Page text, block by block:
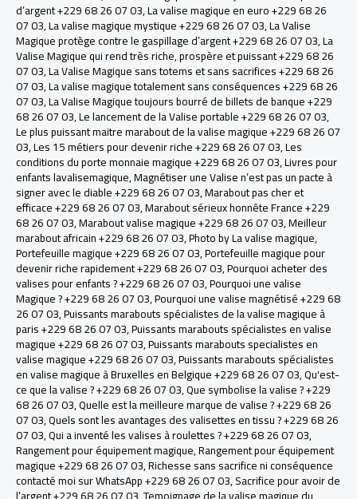
d’argent +229 68 26 07 03,La valise magique en euro +229 68 26
07 03,La valise magique mystique +229 68 26 07 03,La Valise
Magique protège contre le gaspillage d’argent +229 68 26 07 03,La
Valise Magique qui rend très riche, prospère et puissant +229 68 26
07 03,La Valise Magique sans totems et sans sacrifices +229 68 26
07 03,La valise magique totalement sans conséquences +229 68 26
07 03,La Valise Magique toujours bourré de billets de banque +229
68 26 07 03,Le lancement de la Valise portable +229 68 26 07 03,
Le plus puissant maitre marabout de la valise magique +229 68 26 07
03,Les 15 métiers pour devenir riche +229 68 26 07 03,Les
conditions du porte monnaie magique +229 68 26 07 03,Livres pour
enfants lavalisemagique,Magnétiser une Valise n’est pas un pacte à
signer avec le diable +229 68 26 07 03,Marabout pas cher et
efficace +229 68 26 07 03,Marabout sérieux honnête France +229
68 26 07 03,Marabout valise magique +229 68 26 07 03,Meilleur
marabout africain +229 68 26 07 03,Photo by La valise magique,
Portefeuille magique +229 68 26 07 03,Portefeuille magique pour
devenir riche rapidement +229 68 26 07 03,Pourquoi acheter des
valises pour enfants ? +229 68 26 07 03,Pourquoi une valise
Magique ? +229 68 26 07 03,Pourquoi une valise magnétisé +229 68
26 07 03,Puissants marabouts spécialistes de la valise magique à
paris +229 68 26 07 03,Puissants marabouts spécialistes en valise
magique +229 68 26 07 03,Puissants marabouts specialistes en
valise magique +229 68 26 07 03,Puissants marabouts spécialistes
en valise magique à Bruxelles en Belgique +229 68 26 07 03,Qu'est-
ce que la valise ? +229 68 26 07 03,Que symbolise la valise ? +229
68 26 07 03,Quelle est la meilleure marque de valise ? +229 68 26
07 03,Quels sont les avantages des valisettes en tissu ? +229 68 26
07 03,Qui a inventé les valises à roulettes ? +229 68 26 07 03,
Rangement pour équipement magique,Rangement pour équipement
magique +229 68 26 07 03,Richesse sans sacrifice ni conséquence
contacté moi sur WhatsApp +229 68 26 07 03,Sacrifice pour avoir de